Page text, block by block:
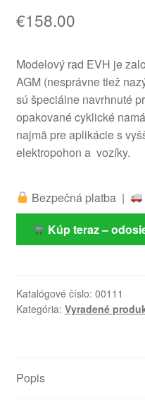
€158.00
Modelový rad EVH je
AGM (nesprávne tiež
sú špeciálne navrhnuté
opakované cyklické
najmä pre aplikácie s
elektropohon a vozíky.
Bezpečná platba |
Kúp teraz –
Katalógové číslo: 00111
Kategória: Vyradené
Popis